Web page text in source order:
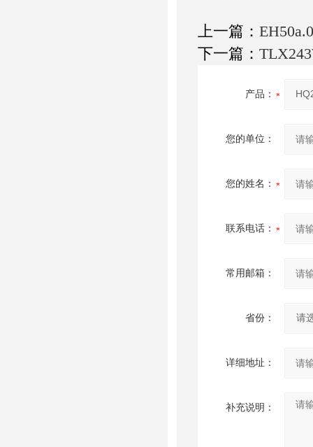
上一篇：
下一篇：
产品：
您的单位：
您的姓名：
联系电话：
常用邮箱：
省份：
详细地址：
补充说明：